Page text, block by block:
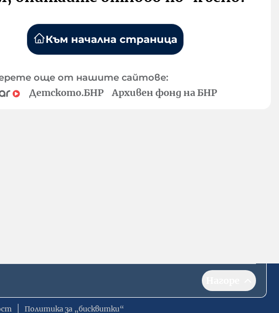
Към начална страница
още от нашите сайтове:
Детското.БНР Архивен фонд на БНР
Политика за „бисквитки“